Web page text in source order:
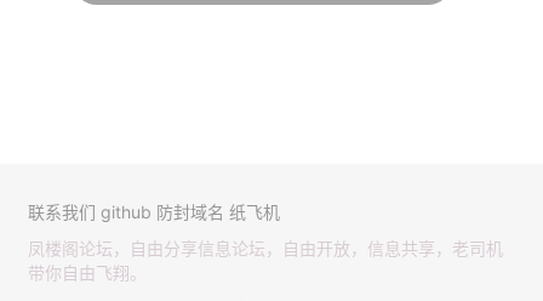
联系我们 github 防封域名 纸飞机
凤楼阁论坛，自由分享信息论坛，自由开放，信息共享，老司机
带你自由飞翔。